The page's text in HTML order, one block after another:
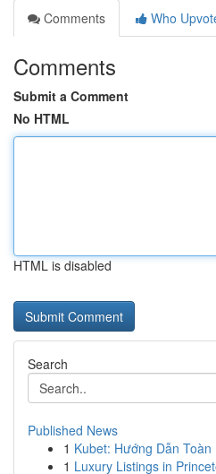
Comments
Who
Comments
Submit a Comment
No HTML
HTML is disabled
Search
Published News
1 Kubet: Hướng Dẫn
1 Luxury Listings in